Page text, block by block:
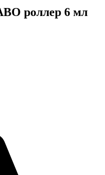
роллер 6 мл